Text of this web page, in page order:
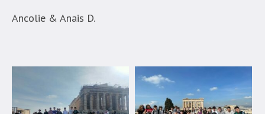
Ancolie & Anais D.